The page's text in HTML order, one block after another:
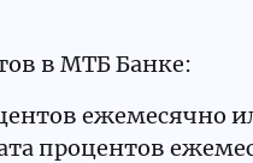
в МТБ Банке:
ежемесячно
процентов